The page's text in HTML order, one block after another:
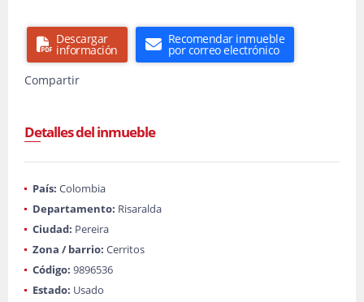
Descargar
información
Recomendar inmueble
por correo electrónico
Compartir
Detalles del inmueble
País: Colombia
Departamento: Risaralda
Ciudad: Pereira
Zona / barrio: Cerritos
Código: 9896536
Estado: Usado